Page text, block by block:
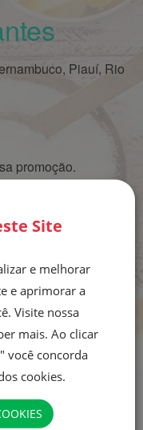
Piauí, Rio
promoção.
da
Site
e melhorar
e aprimorar a
Visite nossa
mais. Ao clicar
você concorda
cookies.